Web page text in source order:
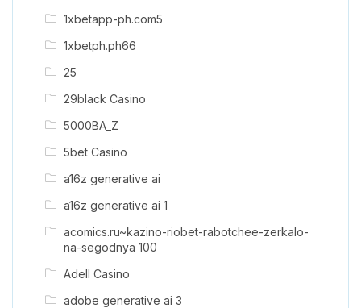
1xbetapp-ph.com5
1xbetph.ph66
25
29black Casino
5000BA_Z
5bet Casino
a16z generative ai
a16z generative ai 1
acomics.ru~kazino-riobet-rabotchee-zerkalo-
na-segodnya 100
Adell Casino
adobe generative ai 3